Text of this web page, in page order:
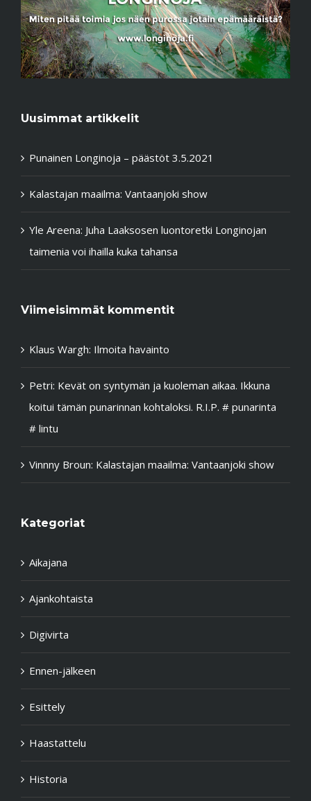
Uusimmat artikkelit
Punainen Longinoja – päästöt 3.5.2021
Kalastajan maailma: Vantaanjoki show
Yle Areena: Juha Laaksosen luontoretki Longinojan
taimenia voi ihailla kuka tahansa
Viimeisimmät kommentit
Klaus Wargh: Ilmoita havainto
Petri: Kevät on syntymän ja kuoleman aikaa. Ikkuna
koitui tämän punarinnan kohtaloksi. R.I.P. # punarinta
# lintu
Vinnny Broun: Kalastajan maailma: Vantaanjoki show
Kategoriat
Aikajana
Ajankohtaista
Digivirta
Ennen-jälkeen
Esittely
Haastattelu
Historia